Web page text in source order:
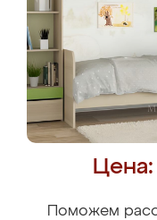
Поможем